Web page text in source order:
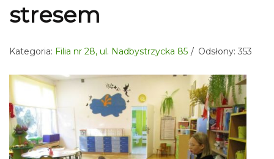
stresem
Kategoria: Filia nr 28, ul. Nadbystrzycka 85 Odsłony: 353